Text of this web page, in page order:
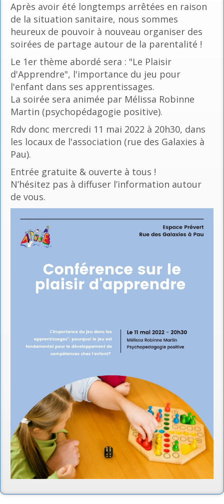
Après avoir été longtemps arrêtées en raison
de la situation sanitaire, nous sommes
heureux de pouvoir à nouveau organiser des
soirées de partage autour de la parentalité !
Le 1er thème abordé sera : "Le Plaisir
d'Apprendre", l'importance du jeu pour
l'enfant dans ses apprentissages.
La soirée sera animée par Mélissa Robinne
Martin (psychopédagogie positive).
Rdv donc mercredi 11 mai 2022 à 20h30, dans
les locaux de l'association (rue des Galaxies à
Pau).
Entrée gratuite & ouverte à tous !
N’hésitez pas à diffuser l’information autour
de vous.